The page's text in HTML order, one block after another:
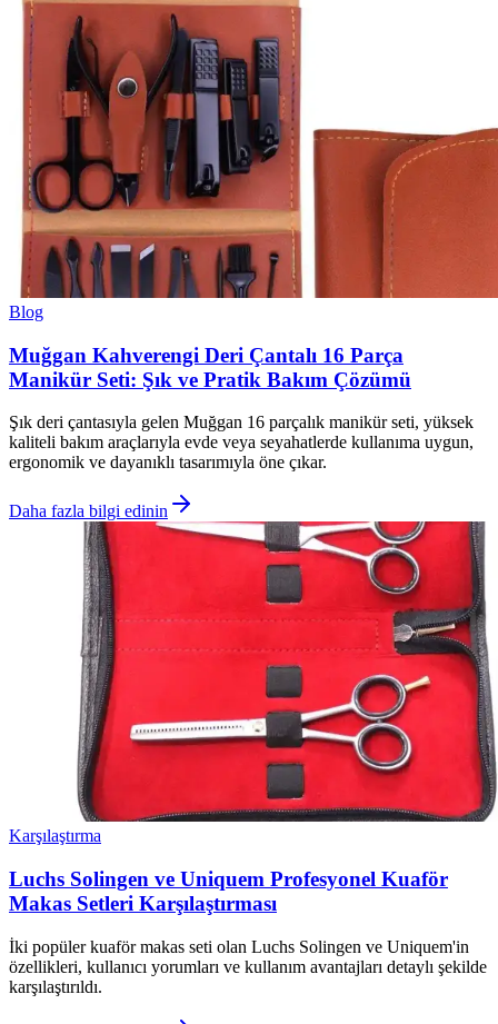
Blog
Muğgan Kahverengi Deri Çantalı 16 Parça
Manikür Seti: Şık ve Pratik Bakım Çözümü
Şık deri çantasıyla gelen Muğgan 16 parçalık manikür seti, yüksek
kaliteli bakım araçlarıyla evde veya seyahatlerde kullanıma uygun,
ergonomik ve dayanıklı tasarımıyla öne çıkar.
Daha fazla bilgi edinin
Karşılaştırma
Luchs Solingen ve Uniquem Profesyonel Kuaför
Makas Setleri Karşılaştırması
İki popüler kuaför makas seti olan Luchs Solingen ve Uniquem'in
özellikleri, kullanıcı yorumları ve kullanım avantajları detaylı şekilde
karşılaştırıldı.